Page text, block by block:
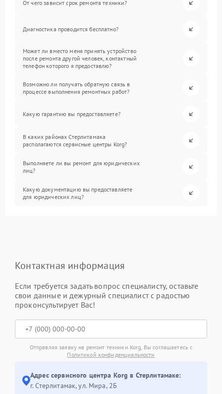
От чего зависит срок ремонта техники?
Диагностика проводится бесплатно?
Может ли вместо меня принять устройство
после ремонта другой человек, контактный
телефон которого я предоставлю?
Возможно ли получать обратную связь в
процессе выполнения ремонтных работ?
Какую гарантию вы предоставляете?
В каких районах Стерлитамака
располагаются сервисные центры Korg?
Выполняете ли вы ремонт для юридических
лиц?
Какую документацию вы предоставляете
для юридических лиц?
Контактная информация
Если требуется задать вопрос специалисту, оставьте
свои данные и дежурный специалист с радостью
проконсультирует Вас!
Отправляя заявку на ремонт техники Korg, Вы соглашаетесь с
Политикой конфиденциальности
Адрес сервисного центра Korg в Стерлитамаке:
г. Стерлитамак, ул. Мира, 2Б